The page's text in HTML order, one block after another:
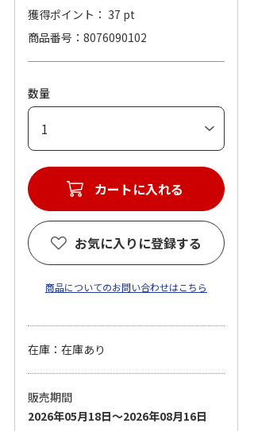
獲得ポイント： 37 pt
商品番号
8076090102
数量
カートに入れる
お気に入りに登録する
商品についてのお問い合わせはこちら
在庫：在庫あり
販売期間
2026年05月18日～2026年08月16日